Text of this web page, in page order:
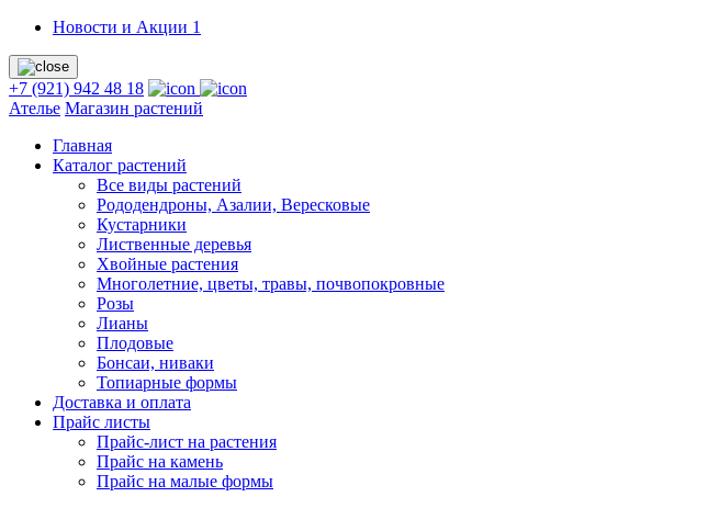
Новости и Акции 1
+7 (921) 942 48 18
Ателье Магазин растений
Главная
Каталог растений
Все виды растений
Рододендроны, Азалии, Вересковые
Кустарники
Лиственные деревья
Хвойные растения
Многолетние, цветы, травы, почвопокровные
Розы
Лианы
Плодовые
Бонсаи, ниваки
Топиарные формы
Доставка и оплата
Прайс листы
Прайс-лист на растения
Прайс на камень
Прайс на малые формы